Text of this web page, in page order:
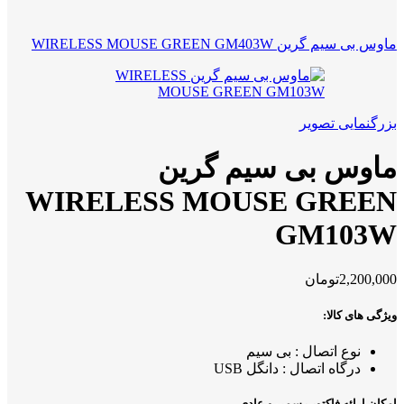
ماوس بی سیم گرین WIRELESS MOUSE GREEN GM403W
بزرگنمایی تصویر
ماوس بی سیم گرین
WIRELESS MOUSE GREEN
GM103W
2,200,000تومان
ویژگی های کالا:
نوع اتصال : بی سیم
درگاه اتصال : دانگل USB